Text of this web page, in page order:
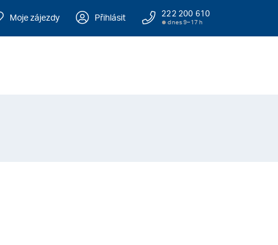
Moje zájezdy Přihlásit 222 200 610
dnes 9–17 h